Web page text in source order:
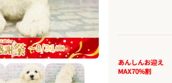
あんしんお迎え
MAX70%割